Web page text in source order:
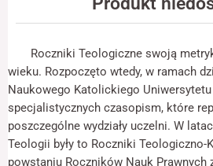
Roczniki Teologiczne swoją
wieku. Rozpoczęto wtedy, w ramach
Naukowego Katolickiego
specjalistycznych czasopism, które
poszczególne wydziały uczelni. W
Teologii były to Roczniki Teologiczno-
powstaniu Roczników Nauk Prawnych